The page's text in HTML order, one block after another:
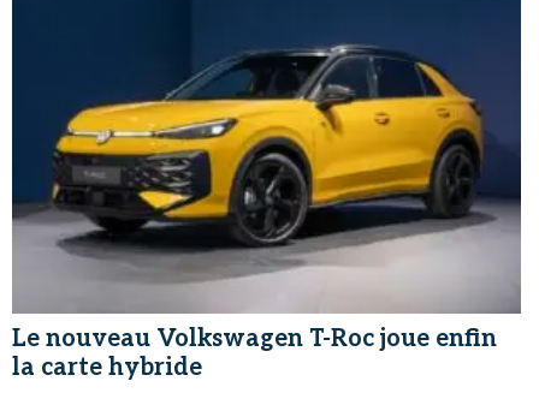
Le nouveau Volkswagen T-Roc joue enfin
la carte hybride